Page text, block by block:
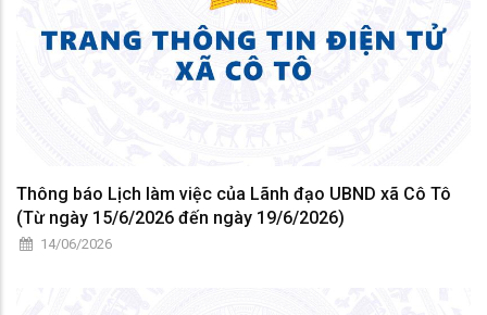
Thông báo Lịch làm việc của Lãnh đạo UBND xã Cô Tô
(Từ ngày 15/6/2026 đến ngày 19/6/2026)
14/06/2026